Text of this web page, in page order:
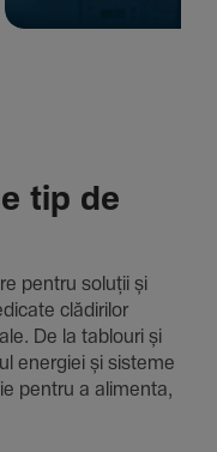
tip de
pentru soluții și
clădi­rilor
De la tablouri și
energiei și sisteme
pentru a alimenta,